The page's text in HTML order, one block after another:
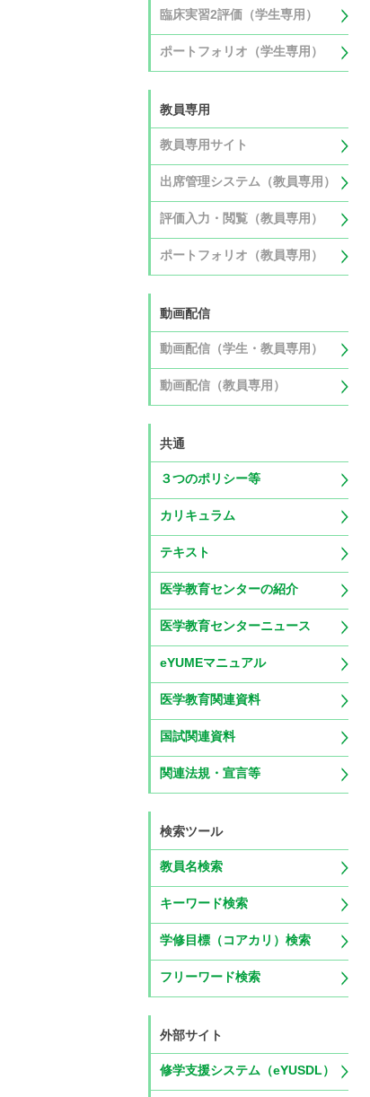
臨床実習2評価（学生専用）
ポートフォリオ（学生専用）
教員専用
教員専用サイト
出席管理システム（教員専用）
評価入力・閲覧（教員専用）
ポートフォリオ（教員専用）
動画配信
動画配信（学生・教員専用）
動画配信（教員専用）
共通
３つのポリシー等
カリキュラム
テキスト
医学教育センターの紹介
医学教育センターニュース
eYUMEマニュアル
医学教育関連資料
国試関連資料
関連法規・宣言等
検索ツール
教員名検索
キーワード検索
学修目標（コアカリ）検索
フリーワード検索
外部サイト
修学支援システム（eYUSDL）